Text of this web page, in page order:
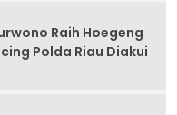
Raih Hoegeng
Polda Riau Diakui